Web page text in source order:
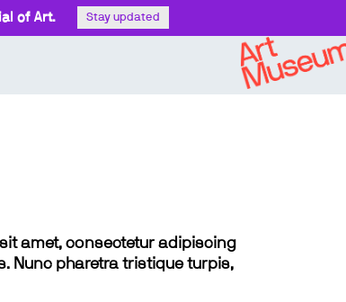
of Art. Stay updated
amet, consectetur adipiscing
Nunc pharetra tristique turpis,